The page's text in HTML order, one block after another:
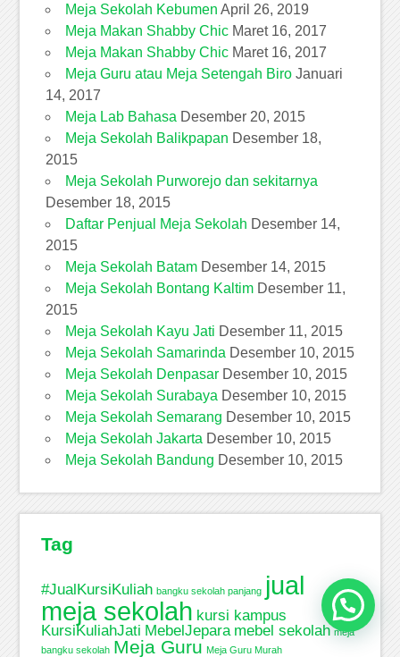
Meja Sekolah Kebumen April 26, 2019
Meja Makan Shabby Chic Maret 16, 2017
Meja Makan Shabby Chic Maret 16, 2017
Meja Guru atau Meja Setengah Biro Januari
14, 2017
Meja Lab Bahasa Desember 20, 2015
Meja Sekolah Balikpapan Desember 18,
2015
Meja Sekolah Purworejo dan sekitarnya
Desember 18, 2015
Daftar Penjual Meja Sekolah Desember 14,
2015
Meja Sekolah Batam Desember 14, 2015
Meja Sekolah Bontang Kaltim Desember 11,
2015
Meja Sekolah Kayu Jati Desember 11, 2015
Meja Sekolah Samarinda Desember 10, 2015
Meja Sekolah Denpasar Desember 10, 2015
Meja Sekolah Surabaya Desember 10, 2015
Meja Sekolah Semarang Desember 10, 2015
Meja Sekolah Jakarta Desember 10, 2015
Meja Sekolah Bandung Desember 10, 2015
Tag
#JualKursiKuliah bangku sekolah panjang jual
meja sekolah kursi kampus
KursiKuliahJati MebelJepara mebel sekolah meja
bangku sekolah Meja Guru Meja Guru Murah